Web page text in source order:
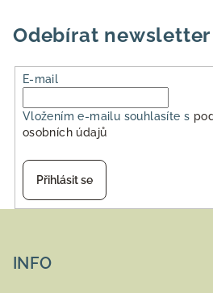
i
u
Odebírat newsletter
E-mail
Vložením e-mailu souhlasíte s
osobních údajů
Přihlásit se
INFO